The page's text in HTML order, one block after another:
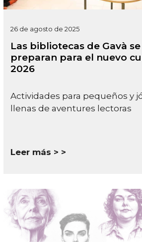
26 de agosto de 2025
Las bibliotecas de Gavà se
preparan para el nuevo
2026
Actividades para pequeños y
llenas de aventures lectoras
Leer más >